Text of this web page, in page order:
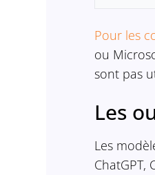
Pour les
ou
sont pas
Les
Les
ChatGPT,